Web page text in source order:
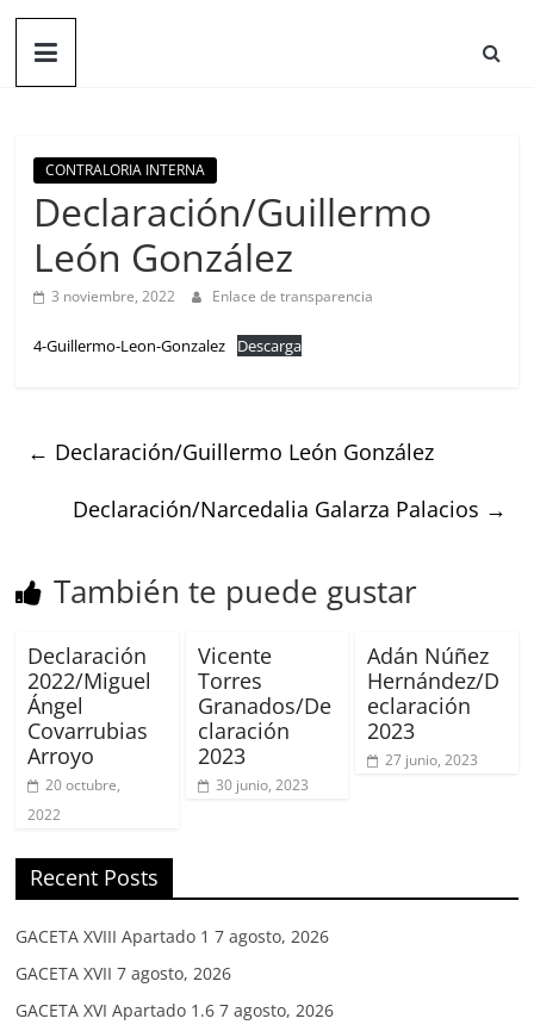
CONTRALORIA INTERNA
Declaración/Guillermo
León González
3 noviembre, 2022 Enlace de transparencia
4-Guillermo-Leon-Gonzalez Descarga
← Declaración/Guillermo León González
Declaración/Narcedalia Galarza Palacios →
También te puede gustar
Declaración
2022/Miguel
Ángel
Covarrubias
Arroyo
20 octubre,
2022
Vicente
Torres
Granados/De
claración
2023
30 junio, 2023
Adán Núñez
Hernández/D
eclaración
2023
27 junio, 2023
Recent Posts
GACETA XVIII Apartado 1 7 agosto, 2026
GACETA XVII 7 agosto, 2026
GACETA XVI Apartado 1.6 7 agosto, 2026